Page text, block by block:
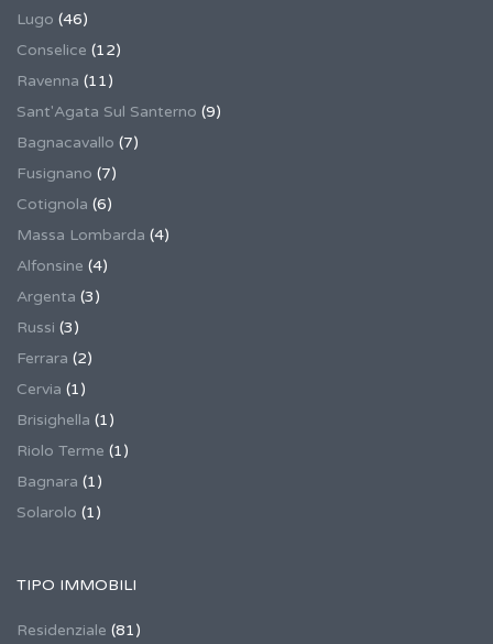
Lugo (46)
Conselice (12)
Ravenna (11)
Sant'Agata Sul Santerno (9)
Bagnacavallo (7)
Fusignano (7)
Cotignola (6)
Massa Lombarda (4)
Alfonsine (4)
Argenta (3)
Russi (3)
Ferrara (2)
Cervia (1)
Brisighella (1)
Riolo Terme (1)
Bagnara (1)
Solarolo (1)
TIPO IMMOBILI
Residenziale (81)